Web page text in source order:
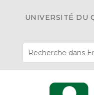
UNIVERSITÉ DU